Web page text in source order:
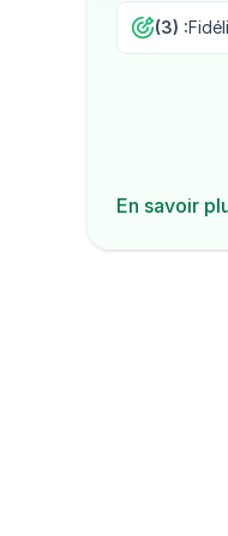
projets
(3) :
En savoir